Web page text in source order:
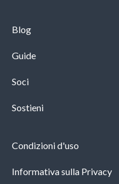
Blog
Guide
Soci
Sostieni
Condizioni d'uso
Informativa sulla Privacy